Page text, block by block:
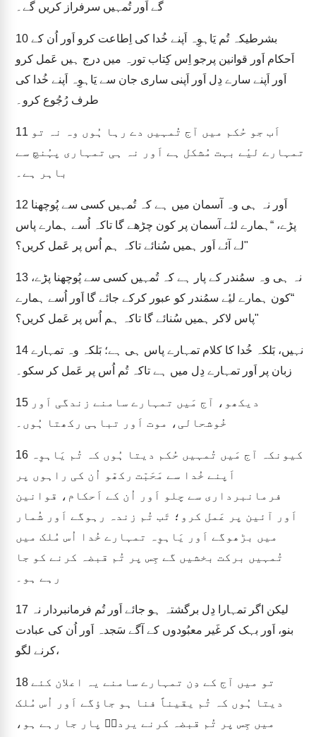
گے اَور تُمہیں سرفراز کریں گے۔
10
اَحکام اَور قوانین پرجو اِس کِتاب تورہ میں درج ہیں عَمل کرو
اَور اَپنے سارے دِل اَور اَپنی ساری جان سے یَاہوِہ اَپنے خُدا کی
طرف رُجُوع کرو۔
11
تمہارے لیٔے بہت مُشکل ہے اَور نہ ہی تمہاری پہُنچ سے
باہر ہے۔
12
پڑے، “ہمارے لئے آسمان پر کون چڑھے گا تاکہ اُسے ہمارے پاس
لے آئے اَور ہمیں سُنائے تاکہ ہم اُس پر عَمل کریں؟"
13
“کون ہمارے لیٔے سمُندر کو عبور کرکے جائے گا اَور اُسے ہمارے
پاس لاکر ہمیں سُنائے گا تاکہ ہم اُس پر عَمل کریں؟"
14
زبان پر اَور تمہارے دِل میں ہے تاکہ تُم اُس پر عَمل کر سکو۔
15
خُوشحالی، موت اَور تباہی رکھتا ہُوں۔
16
اَپنے خُدا سے مَحَبّت رکھّو اُن کی راہوں پر
فرمانبرداری سے چلو اَور اُن کے اَحکام، قوانین
اَور آئین پر عَمل کرو؛ تَب تُم زندہ رہوگے اَور شُمار
میں بڑھوگے اَور یَاہوِہ تمہارے خُدا اُس مُلک میں
تُمہیں برکت بخشیں گے جِس پر تُم قبضہ کرنے کو جا
رہے ہو۔
17
بنو، اَور بہک کر غَیر معبُودوں کے آگے سَجدہ اَور اُن کی عبادت
کرنے لگو،
18
دیتا ہُوں کہ تُم یقیناً فنا ہو جاؤگے اَور اُس مُلک
میں جِس پر تُم قبضہ کرنے یردنؔ پار جا رہے ہو،